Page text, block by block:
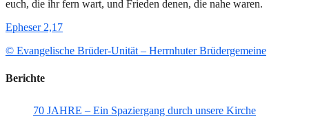
euch, die ihr fern wart, und Frieden denen, die nahe waren.
Epheser 2,17
© Evangelische Brüder-Unität – Herrnhuter Brüdergemeine
Berichte
70 JAHRE – Ein Spaziergang durch unsere Kirche